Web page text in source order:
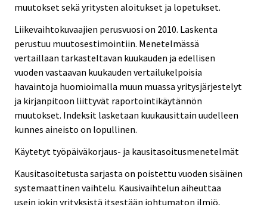
muutokset sekä yritysten aloitukset ja lopetukset.
Liikevaihtokuvaajien perusvuosi on 2010. Laskenta
perustuu muutosestimointiin. Menetelmässä
vertaillaan tarkasteltavan kuukauden ja edellisen
vuoden vastaavan kuukauden vertailukelpoisia
havaintoja huomioimalla muun muassa yritysjärjestelyt
ja kirjanpitoon liittyvät raportointikäytännön
muutokset. Indeksit lasketaan kuukausittain uudelleen
kunnes aineisto on lopullinen.
Käytetyt työpäiväkorjaus- ja kausitasoitusmenetelmät
Kausitasoitetusta sarjasta on poistettu vuoden sisäinen
systemaattinen vaihtelu. Kausivaihtelun aiheuttaa
usein jokin yrityksistä itsestään johtumaton ilmiö,